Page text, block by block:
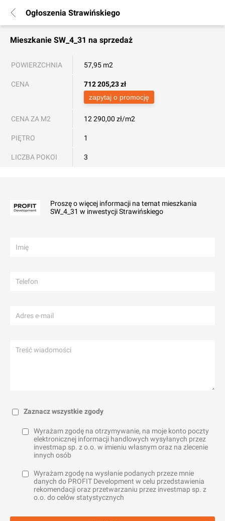
Ogłoszenia Strawińskiego
Mieszkanie SW_4_31 na sprzedaż
POWIERZCHNIA 57,95 m2
CENA 712 205,23zł
zapytaj o promocję
CENA ZA M2 12 290,00 zł/m2
PIĘTRO 1
LICZBA POKOI 3
Proszę o więcej informacji na temat mieszkania
SW_4_31 w inwestycji Strawińskiego
Zaznacz wszystkie zgody
Wyrażam zgodę na otrzymywanie, na moje konto poczty
elektronicznej informacji handlowych wysyłanych przez
investmap sp. z o.o. w imieniu własnym oraz na zlecenie
innych osób
Wyrażam zgodę na wysłanie podanych przeze mnie
danych do PROFIT Development w celu przedstawienia
rekomendacji oraz przetwarzaniu przez investmap sp. z
o.o. do celów statystycznych